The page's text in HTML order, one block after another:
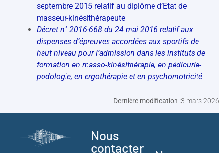
septembre 2015 relatif au diplôme d’Etat de
masseur-kinésithérapeute
Décret n° 2016-668 du 24 mai 2016 relatif aux
dispenses d’épreuves accordées aux sportifs de
haut niveau pour l’admission dans les instituts de
formation en masso-kinésithérapie, en pédicurie-
podologie, en ergothérapie et en psychomotricité
3 mars 2026
Dernière modification :
Nous
contacter